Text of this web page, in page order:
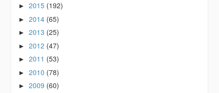
►2015 (192)
►2014 (65)
►2013 (25)
►2012 (47)
►2011 (53)
►2010 (78)
►2009 (60)